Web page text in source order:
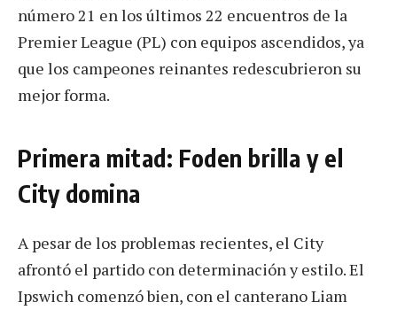
número 21 en los últimos 22 encuentros de la
Premier League (PL) con equipos ascendidos, ya
que los campeones reinantes redescubrieron su
mejor forma.
Primera mitad: Foden brilla y el
City domina
A pesar de los problemas recientes, el City
afrontó el partido con determinación y estilo. El
Ipswich comenzó bien, con el canterano Liam